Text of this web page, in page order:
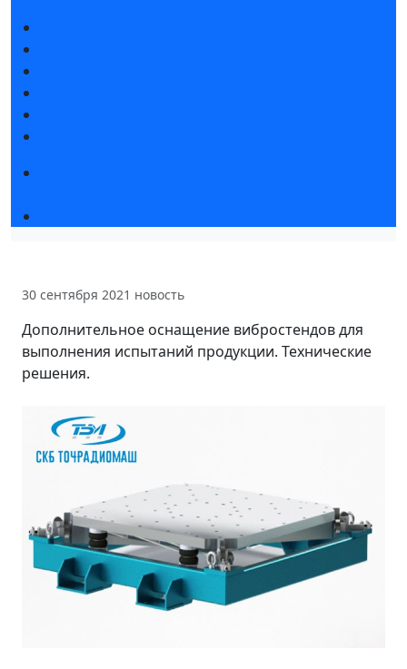
30 сентября 2021 новость
Дополнительное оснащение вибростендов для
выполнения испытаний продукции. Технические
решения.